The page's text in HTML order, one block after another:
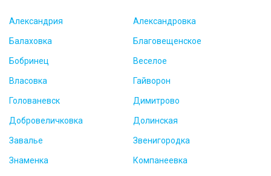
Александрия Александровка
Балаховка Благовещенское
Бобринец Веселое
Власовка Гайворон
Голованевск Димитрово
Добровеличковка Долинская
Завалье Звенигородка
Знаменка Компанеевка